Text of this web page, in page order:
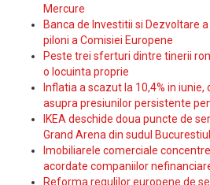
Mercure
Banca de Investitii si Dezvoltare
piloni a Comisiei Europene
Peste trei sferturi dintre tinerii
o locuinta proprie
Inflatia a scazut la 10,4% in
asupra presiunilor persistente
IKEA deschide doua puncte de
Grand Arena din sudul
Imobiliarele comerciale
acordate companiilor
Reforma regulilor europene de